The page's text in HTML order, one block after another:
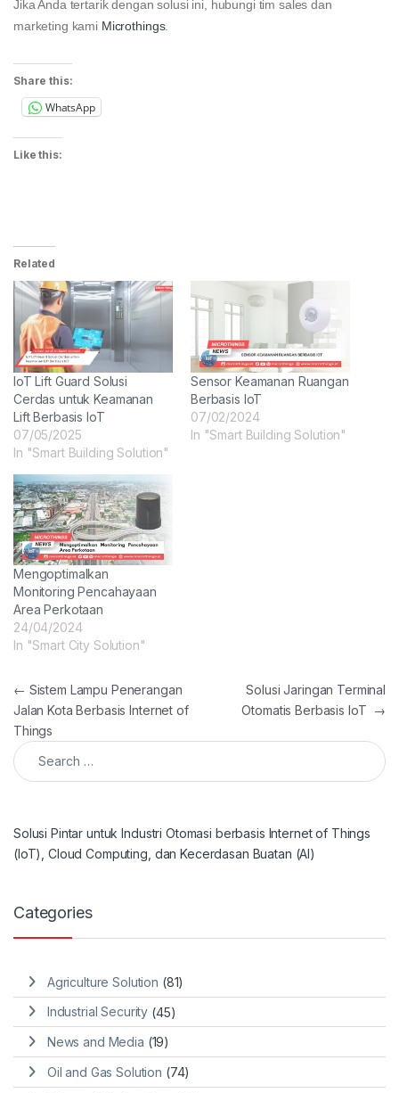
Jika Anda tertarik dengan solusi ini, hubungi tim sales dan
marketing kami Microthings.
Share this:
WhatsApp
Like this:
Related
IoT Lift Guard Solusi
Cerdas untuk Keamanan
Lift Berbasis IoT
07/05/2025
In "Smart Building Solution"
Sensor Keamanan Ruangan
Berbasis IoT
07/02/2024
In "Smart Building Solution"
Mengoptimalkan
Monitoring Pencahayaan
Area Perkotaan
24/04/2024
In "Smart City Solution"
Post navigation
← Sistem Lampu Penerangan
Jalan Kota Berbasis Internet of
Things
Solusi Jaringan Terminal
Otomatis Berbasis IoT →
Search for:
Solusi Pintar untuk Industri Otomasi berbasis Internet of Things
(IoT), Cloud Computing, dan Kecerdasan Buatan (AI)
Categories
Agriculture Solution (81)
Industrial Security (45)
News and Media (19)
Oil and Gas Solution (74)